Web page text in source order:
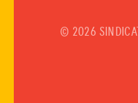
© 2026